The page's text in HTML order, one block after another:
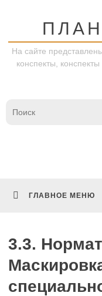
На сайте
конспекты,
ГЛАВНОЕ МЕНЮ
3.3.